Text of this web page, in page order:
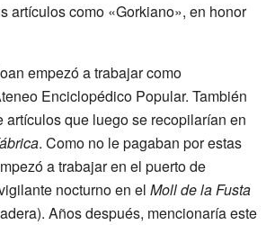
artículos como «Gorkiano», en honor
empezó a trabajar como
Enciclopédico Popular. También
artículos que luego se recopilarían en
. Como no le pagaban por estas
a trabajar en el puerto de
nocturno en el Moll de la Fusta
Años después, mencionaría este